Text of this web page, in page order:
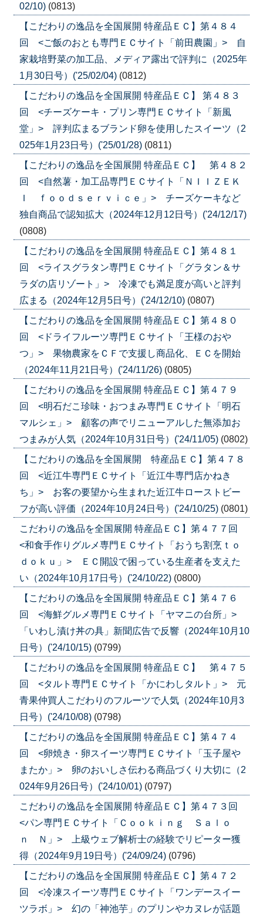
02/10) (0813)
【こだわりの逸品を全国展開 特産品ＥＣ】第４８４
回 <ご飯のおとも専門ＥＣサイト「前田農園」> 自
家栽培野菜の加工品、メディア露出で評判に（2025年
1月30日号）('25/02/04) (0812)
【こだわりの逸品を全国展開 特産品ＥＣ】 第４８３
回 <チーズケーキ・プリン専門ＥＣサイト「新風
堂」> 評判広まるブランド卵を使用したスイーツ（2
025年1月23日号）('25/01/28) (0811)
【こだわりの逸品を全国展開 特産品ＥＣ】 第４８２
回 <自然薯・加工品専門ＥＣサイト「ＮＩＩＺＥＫ
Ｉ ｆｏｏｄｓｅｒｖｉｃｅ」> チーズケーキなど
独自商品で認知拡大（2024年12月12日号）('24/12/17)
(0808)
【こだわりの逸品を全国展開 特産品ＥＣ】第４８１
回 <ライスグラタン専門ＥＣサイト「グラタン＆サ
ラダの店リゾート」> 冷凍でも満足度が高いと評判
広まる（2024年12月5日号）('24/12/10) (0807)
【こだわりの逸品を全国展開 特産品ＥＣ】第４８０
回 <ドライフルーツ専門ＥＣサイト「王様のおや
つ」> 果物農家をＣＦで支援し商品化、ＥＣを開始
（2024年11月21日号）('24/11/26) (0805)
【こだわりの逸品を全国展開 特産品ＥＣ】第４７９
回 <明石だこ珍味・おつまみ専門ＥＣサイト「明石
マルシェ」> 顧客の声でリニューアルした無添加お
つまみが人気（2024年10月31日号）('24/11/05) (0802)
【こだわりの逸品を全国展開 特産品ＥＣ】第４７８
回 <近江牛専門ＥＣサイト「近江牛専門店かねき
ち」> お客の要望から生まれた近江牛ローストビー
フが高い評価（2024年10月24日号）('24/10/25) (0801)
こだわりの逸品を全国展開 特産品ＥＣ】第４７７回
<和食手作りグルメ専門ＥＣサイト「おうち割烹ｔｏ
ｄｏｋｕ」> ＥＣ開設で困っている生産者を支えた
い（2024年10月17日号）('24/10/22) (0800)
【こだわりの逸品を全国展開 特産品ＥＣ】第４７６
回 <海鮮グルメ専門ＥＣサイト「ヤマニの台所」>
「いわし漬け丼の具」新聞広告で反響（2024年10月10
日号）('24/10/15) (0799)
【こだわりの逸品を全国展開 特産品ＥＣ】 第４７５
回 <タルト専門ＥＣサイト「かにわしタルト」> 元
青果仲買人こだわりのフルーツで人気（2024年10月3
日号）('24/10/08) (0798)
【こだわりの逸品を全国展開 特産品ＥＣ】第４７４
回 <卵焼き・卵スイーツ専門ＥＣサイト「玉子屋や
またか」> 卵のおいしさ伝わる商品づくり大切に（2
024年9月26日号）('24/10/01) (0797)
こだわりの逸品を全国展開 特産品ＥＣ】第４７３回
<パン専門ＥＣサイト「Ｃｏｏｋｉｎｇ Ｓａｌｏ
ｎ Ｎ」> 上級ウェブ解析士の経験でリピーター獲
得（2024年9月19日号）('24/09/24) (0796)
【こだわりの逸品を全国展開 特産品ＥＣ】第４７２
回 <冷凍スイーツ専門ＥＣサイト「ワンデースイー
ツラボ」> 幻の「神池芋」のプリンやカヌレが話題